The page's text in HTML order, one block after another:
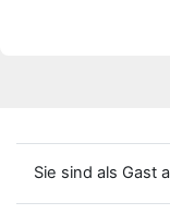
Sie sind als Gast